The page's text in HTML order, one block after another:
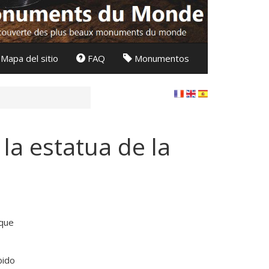
Mapa del sitio FAQ Monumentos
estatua de la